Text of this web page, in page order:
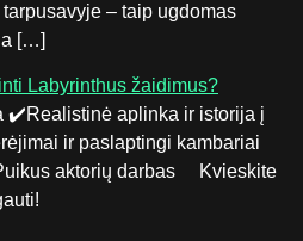
– taip ugdomas
[…]
✔️Realistinė aplinka ir istorija į
ir paslaptingi kambariai
aktorių darbas ⠀ Kvieskite